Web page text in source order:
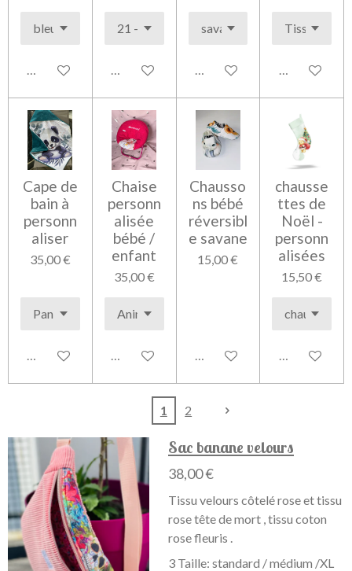
Voir les détails Voir les détails Voir les détails Voir les
Cape de
bain à
personn
aliser
35,00 €
Voir les détails
Chaise
personn
alisée
bébé /
enfant
35,00 €
Voir les détails
Chausso
ns bébé
réversibl
e savane
15,00 €
Voir les détails
chausse
ttes de
Noël -
personn
alisées
15,50 €
Voir les
1 2
Sac banane velours
38,00 €
Tissu velours côtelé rose et tissu
rose tête de mort , tissu coton
rose fleuris .
3 Taille: standard / médium /XL